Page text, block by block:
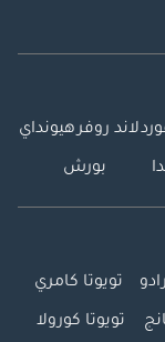
لاند روفرهيونداي
بورش
تويوتا كامري
تويوتا كورولا